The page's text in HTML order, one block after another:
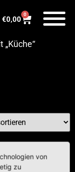
€0,00
0
von
zu